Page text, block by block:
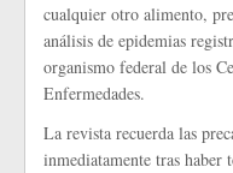
cualquier otro alimento,
análisis de epidemias
organismo federal de los
Enfermedades.
La revista recuerda las
inmediatamente tras